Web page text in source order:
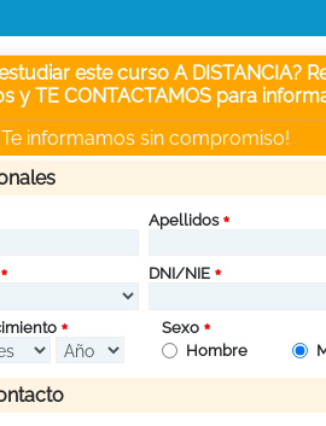
este curso A DISTANCIA?
y TE CONTACTAMOS para
informamos sin compromiso!
Apellidos
DNI/NIE
Sexo
Hombre